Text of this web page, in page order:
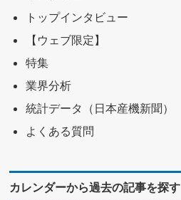
トップインタビュー
【ウェブ限定】
特集
業界分析
統計データ（日本産機新聞）
よくある質問
カレンダーから過去の記事を探す